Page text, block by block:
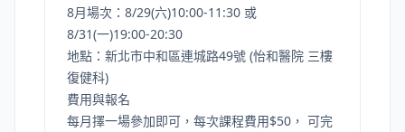
8月場次：8/29(六)10:00-11:30 或
8/31(一)19:00-20:30
地點：新北市中和區連城路49號 (怡和醫院 三樓
復健科)
費用與報名
每月擇一場參加即可，每次課程費用$50， 可完